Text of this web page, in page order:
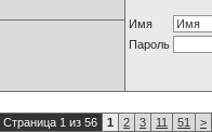
Имя
Пароль
Страница 1 из 56 1 2 3 11 51 >